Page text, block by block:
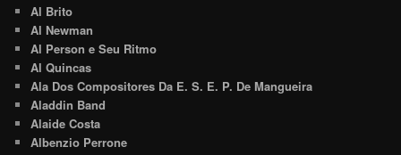
Al Brito
Al Newman
Al Person e Seu Ritmo
Al Quincas
Ala Dos Compositores Da E. S. E. P. De Mangueira
Aladdin Band
Alaide Costa
Albenzio Perrone